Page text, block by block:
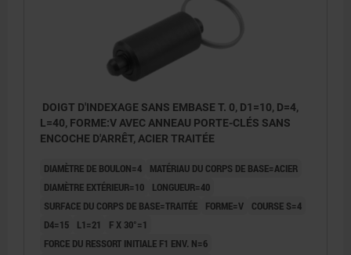
DOIGT D'INDEXAGE SANS EMBASE T. 0, D1=10, D=4,
L=40, FORME:V AVEC ANNEAU PORTE-CLÉS SANS
ENCOCHE D'ARRÊT, ACIER TRAITÉE
DIAMÈTRE DE BOULON=4
MATÉRIAU DU CORPS DE BASE=ACIER
DIAMÈTRE EXTÉRIEUR=10
LONGUEUR=40
SURFACE DU CORPS DE BASE=TRAITÉE
FORME=V
COURSE S=4
D4=15
L1=21
F X 30°=1
FORCE DU RESSORT INITIALE F1 ENV. N=6